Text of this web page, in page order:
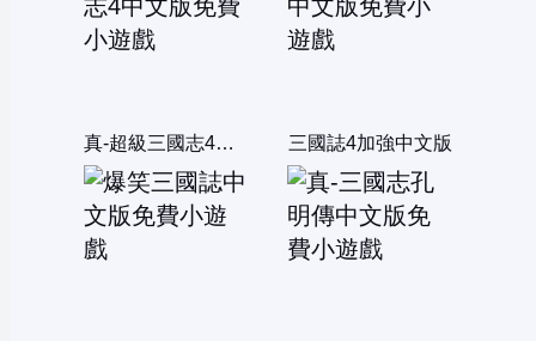
真-超級三國志4中文版 三國誌4加強中文版